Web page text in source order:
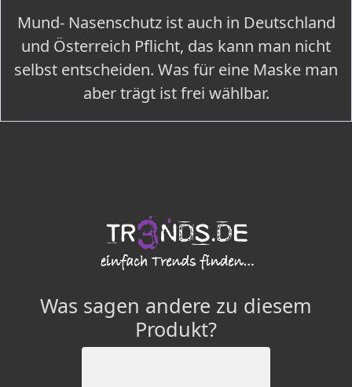
Mund- Nasenschutz ist auch in Deutschland
und Österreich Pflicht, das kann man nicht
selbst entscheiden. Was für eine Maske man
aber trägt ist frei wählbar.
Was sagen andere zu diesem
Produkt?